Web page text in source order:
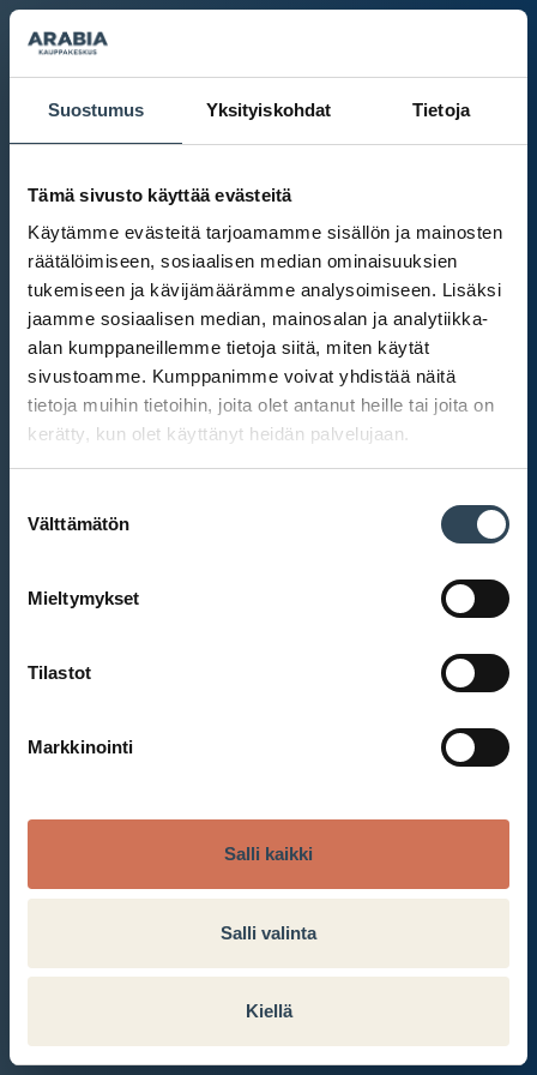
Suostumus Yksityiskohdat Tietoja
Tämä sivusto käyttää evästeitä
Käytämme evästeitä tarjoamamme sisällön ja mainosten
räätälöimiseen, sosiaalisen median ominaisuuksien
tukemiseen ja kävijämäärämme analysoimiseen. Lisäksi
jaamme sosiaalisen median, mainosalan ja analytiikka-
alan kumppaneillemme tietoja siitä, miten käytät
sivustoamme. Kumppanimme voivat yhdistää näitä
tietoja muihin tietoihin, joita olet antanut heille tai joita on
kerätty, kun olet käyttänyt heidän palvelujaan.
valinta
Välttämätön
Mieltymykset
Tilastot
Markkinointi
Salli kaikki
Salli valinta
Kiellä
Kauppakeskus Arabia
Et ole kirjautunut sisään. Kirjaudu sisään